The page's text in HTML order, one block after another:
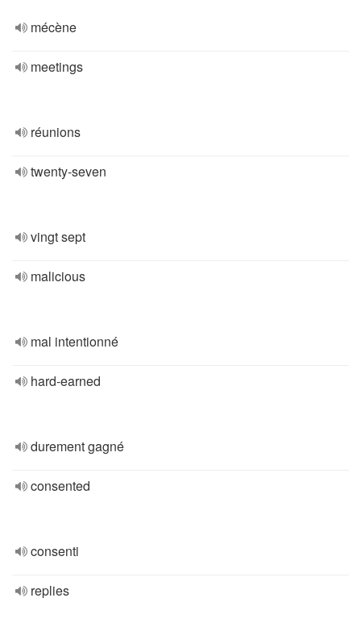
mécène
meetings
réunions
twenty-seven
vingt sept
malicious
mal intentionné
hard-earned
durement gagné
consented
consenti
replies